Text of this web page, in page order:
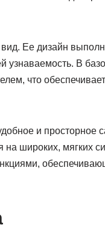
Ее дизайн
узнаваемость. В
что
и просторное
широких, мягких